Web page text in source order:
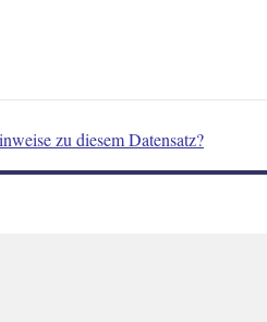
zu diesem Datensatz?